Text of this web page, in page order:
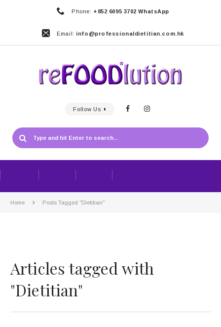
Phone: +852 6095 3702 WhatsApp
Email: info@professionaldietitian.com.hk
Follow Us
Home Posts Tagged "Dietitian"
Articles tagged with
"Dietitian"